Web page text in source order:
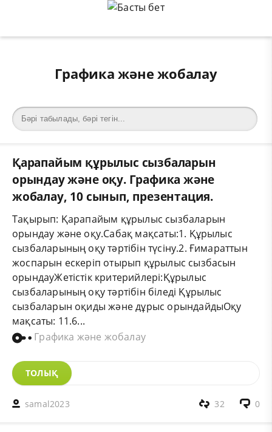
Графика және жобалау
Қарапайым құрылыс сызбаларын
орындау және оқу. Графика және
жобалау, 10 сынып, презентация.
Тақырып: Қарапайым құрылыс сызбаларын
орындау және оқу.Сабақ мақсаты:1. Құрылыс
сызбаларының оқу тәртібін түсіну.2. Ғимараттын
жоспарын ескеріп отырып құрылыс сызбасын
орындауЖетістік критерийлері:Құрылыс
сызбаларының оқу тәртібін біледі Құрылыс
сызбаларын оқиды және дұрыс орындайдыОқу
мақсаты: 11.6...
Графика және жобалау
ТОЛЫҚ
samal2023 0
32